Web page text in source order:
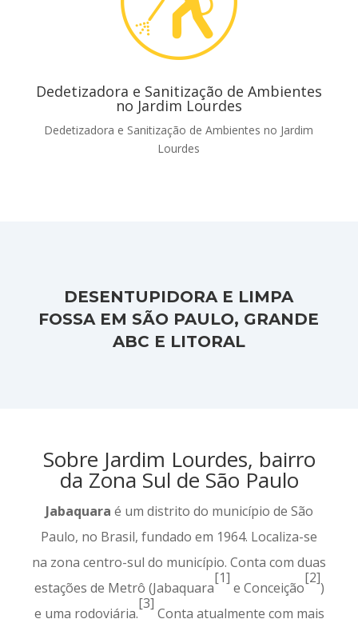
Dedetizadora e Sanitização de Ambientes
no Jardim Lourdes
Dedetizadora e Sanitização de Ambientes no Jardim
Lourdes
DESENTUPIDORA E LIMPA
FOSSA EM SÃO PAULO, GRANDE
ABC E LITORAL
Sobre Jardim Lourdes, bairro
da Zona Sul de São Paulo
Jabaquara é um distrito do município de São
Paulo, no Brasil, fundado em 1964. Localiza-se
na zona centro-sul do município. Conta com duas
estações de Metrô (Jabaquara
[1]
e Conceição
[2]
)
e uma rodoviária.
[3]
Conta atualmente com mais